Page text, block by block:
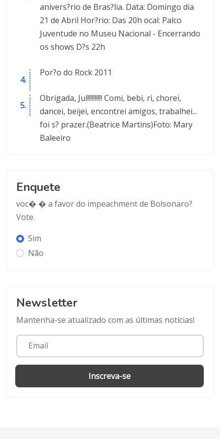
anivers?rio de Bras?lia. Data: Domingo dia
21 de Abril Hor?rio: Das 20h ocal: Palco
Juventude no Museu Nacional - Encerrando
os shows D?s 22h
Por?o do Rock 2011
Obrigada, Jul!!!!!!!!!! Comi, bebi, ri, chorei,
dancei, beijei, encontrei amigos, trabalhei...
foi s? prazer.(Beatrice Martins)Foto: Mary
Baleeiro
Enquete
voc� � a favor do impeachment de Bolsonaro?
Vote.
Sim
Não
Newsletter
Mantenha-se atualizado com as últimas notícias!
Inscreva-se